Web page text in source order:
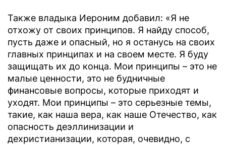
Также владыка Иероним добавил: «Я не
отхожу от своих принципов. Я найду способ,
пусть даже и опасный, но я останусь на своих
главных принципах и на своем месте. Я буду
защищать их до конца. Мои принципы – это не
малые ценности, это не будничные
финансовые вопросы, которые приходят и
уходят. Мои принципы – это серьезные темы,
такие, как наша вера, как наше Отечество, как
опасность деэллинизации и
дехристианизации, которая, очевидно, с